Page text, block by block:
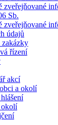
zveřejňované
Sb.
zveřejňované
údajů
zakázky
řízení
akcí
a okolí